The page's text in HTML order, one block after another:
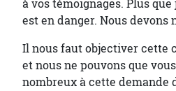
à vos témoignages. Plus
est en danger. Nous devons
Il nous faut objectiver cette
et nous ne pouvons que
nombreux à cette demande